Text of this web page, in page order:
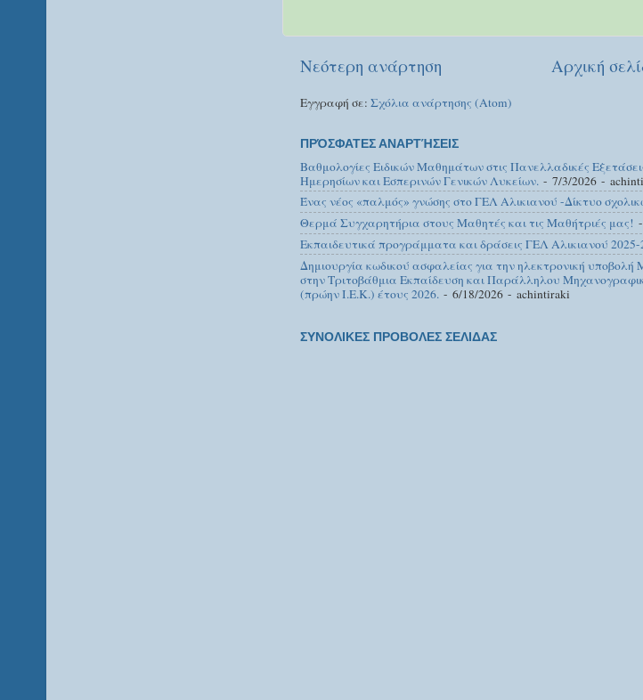
Νεότερη ανάρτηση Αρχική
Εγγραφή σε: Σχόλια ανάρτησης (Atom)
ΠΡΌΣΦΑΤΕΣ ΑΝΑΡΤΉΣΕΙΣ
Βαθμολογίες Ειδικών Μαθημάτων στις Πανελλαδικές
Ημερησίων και Εσπερινών Γενικών Λυκείων. - 7/3/2026 -
Ένας νέος «παλμός» γνώσης στο ΓΕΛ Αλικιανού -Δίκτυο
Θερμά Συγχαρητήρια στους Μαθητές και τις Μαθήτριές μας!
Εκπαιδευτικά προγράμματα και δράσεις ΓΕΛ Αλικιανού 2025-
Δημιουργία κωδικού ασφαλείας για την ηλεκτρονική
στην Τριτοβάθμια Εκπαίδευση και Παράλληλου
(πρώην Ι.Ε.Κ.) έτους 2026. - 6/18/2026 - achintiraki
ΣΥΝΟΛΙΚΕΣ ΠΡΟΒΟΛΕΣ ΣΕΛΙΔΑΣ